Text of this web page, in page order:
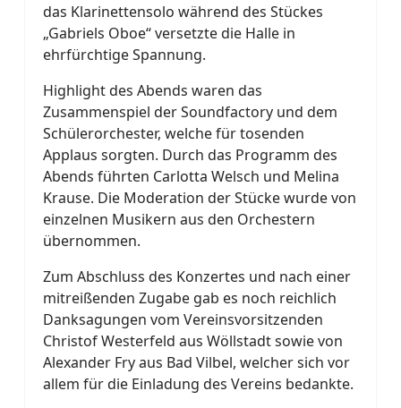
das Klarinettensolo während des Stückes
„Gabriels Oboe“ versetzte die Halle in
ehrfürchtige Spannung.
Highlight des Abends waren das
Zusammenspiel der Soundfactory und dem
Schülerorchester, welche für tosenden
Applaus sorgten. Durch das Programm des
Abends führten Carlotta Welsch und Melina
Krause. Die Moderation der Stücke wurde von
einzelnen Musikern aus den Orchestern
übernommen.
Zum Abschluss des Konzertes und nach einer
mitreißenden Zugabe gab es noch reichlich
Danksagungen vom Vereinsvorsitzenden
Christof Westerfeld aus Wöllstadt sowie von
Alexander Fry aus Bad Vilbel, welcher sich vor
allem für die Einladung des Vereins bedankte.